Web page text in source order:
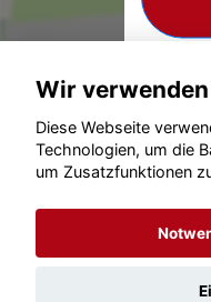
©
Wir
Diese Webseite
Technologien, um die
um Zusatzfunktionen